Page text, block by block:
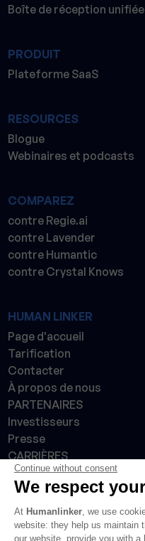
Boîte de réception unifiée
PRODUIT
Plateforme SaaS
RESOURCES
Blogue
Webinaires et podcasts
COMPAREZ
contre Regie.ai
contre Lavender
contre Humantic
contre Crystal Knows
HUMAN LINKER
Page d'accueil
Tarification
Contacter
À propos de nous
PARTENAIRES
Investisseurs
Presse
CARRIÈRES
Made with 💙 in France 🇫🇷
Continue without consent
We respect
At Humanlinker , we use
website: they help us maintain
our website, provide you with a